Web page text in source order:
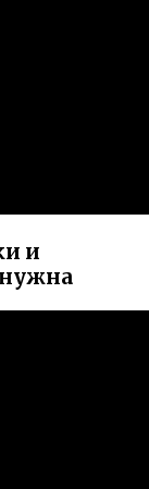
и
нужна